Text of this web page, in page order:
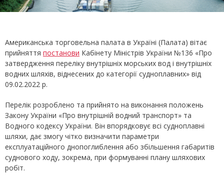
Американська торговельна палата в Україні (Палата) вітає
прийняття постанови Кабінету Міністрів України №136 «Про
затвердження переліку внутрішніх морських вод і внутрішніх
водних шляхів, віднесених до категорії судноплавних» від
09.02.2022 р.
Перелік розроблено та прийнято на виконання положень
Закону України «Про внутрішній водний транспорт» та
Водного кодексу України. Він впорядковує всі судноплавні
шляхи, дає змогу чітко визначити параметри
експлуатаційного днопоглиблення або збільшення габаритів
суднового ходу, зокрема, при формуванні плану шляхових
робіт.